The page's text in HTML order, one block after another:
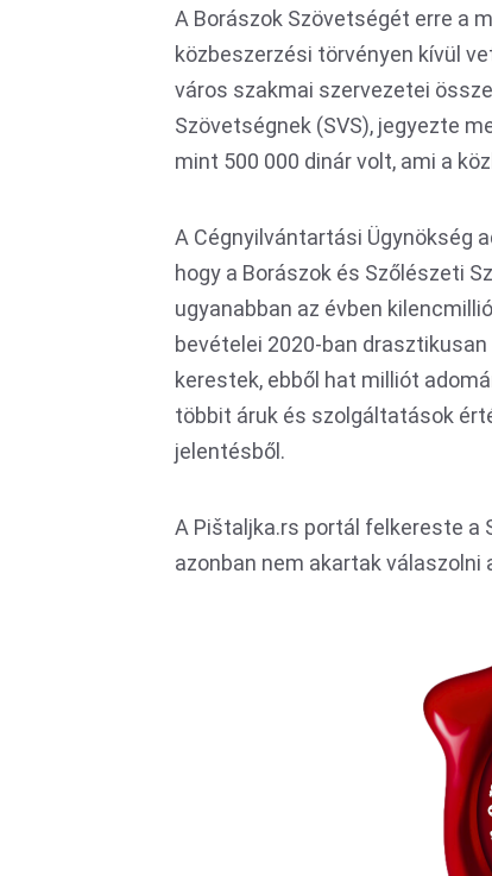
A Borászok Szövetségét erre a
közbeszerzési törvényen kívül
város szakmai szervezetei
Szövetségnek (SVS), jegyezte
mint 500 000 dinár volt, ami a
A Cégnyilvántartási Ügynökség
hogy a Borászok és Szőlészeti
ugyanabban az évben
bevételei 2020-ban
kerestek, ebből hat milliót
többit áruk és szolgáltatások
jelentésből.
A Pištaljka.rs portál felkereste a
azonban nem akartak válaszolni